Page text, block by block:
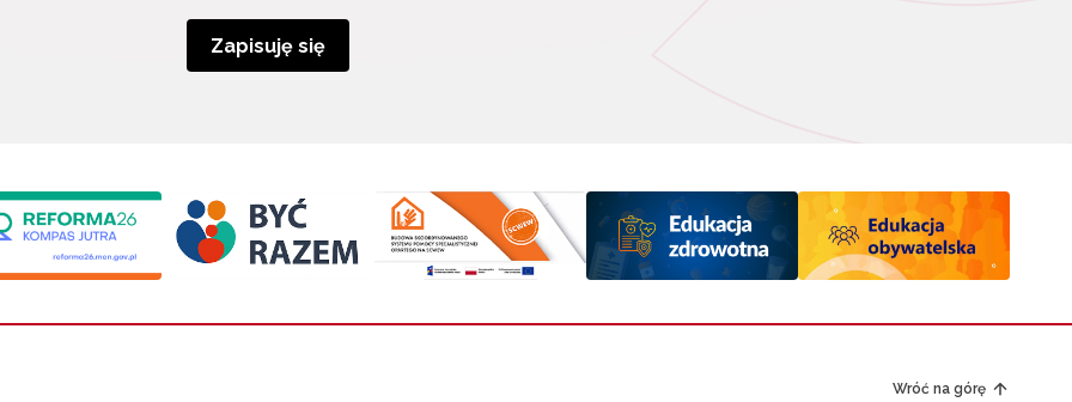
Zapisuję się
Wróć na górę